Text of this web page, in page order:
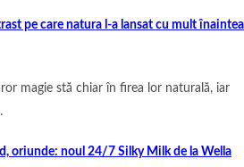
pe care natura l-a lansat cu mult înaintea
magie stă chiar în firea lor naturală, iar
oriunde: noul 24/7 Silky Milk de la Wella